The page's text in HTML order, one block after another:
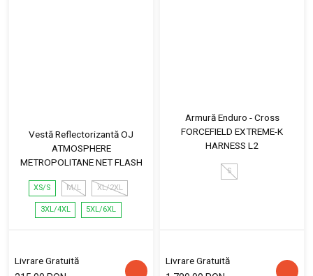
Vestă Reflectorizantă OJ
ATMOSPHERE
METROPOLITANE NET FLASH
XS/S M/L XL/2XL
3XL/4XL 5XL/6XL
Livrare Gratuită
Armură Enduro - Cross
FORCEFIELD EXTREME-K
HARNESS L2
S
Livrare Gratuită